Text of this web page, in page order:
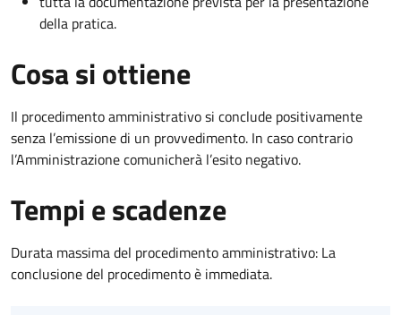
della pratica.
Cosa si ottiene
Il procedimento amministrativo si conclude positivamente
senza l’emissione di un provvedimento. In caso contrario
l’Amministrazione comunicherà l’esito negativo.
Tempi e scadenze
Durata massima del procedimento amministrativo: La
conclusione del procedimento è immediata.